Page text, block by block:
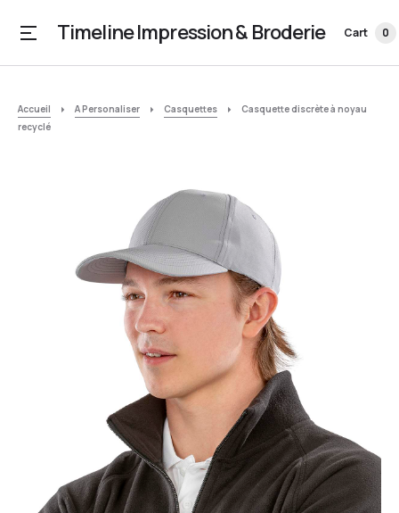
Timeline Impression & Broderie Cart 0
Accueil A Personaliser Casquettes
Casquette discrète à noyau
recyclé